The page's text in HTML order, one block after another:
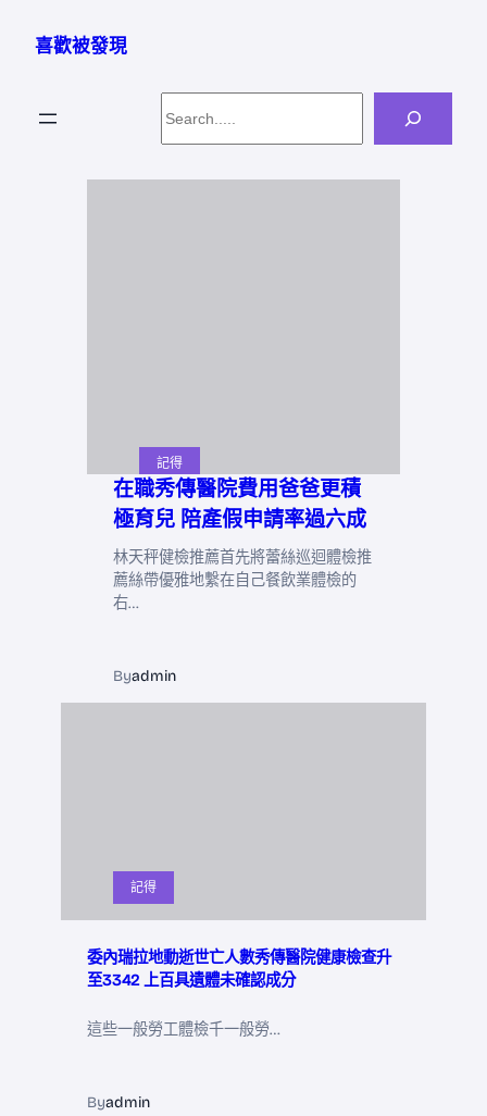
喜歡被發現
記得
在職秀傳醫院費用爸爸更積
極育兒 陪產假申請率過六成
林天秤健檢推薦首先將蕾絲巡迴體檢推
薦絲帶優雅地繫在自己餐飲業體檢的
右…
Byadmin
記得
委內瑞拉地動逝世亡人數秀傳醫院健康檢查升
至3342 上百具遺體未確認成分
這些一般勞工體檢千一般勞…
Byadmin